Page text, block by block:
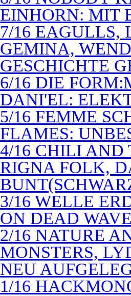
EINHORN: MIT
7/16 EAGULLS,
GEMINA,
GESCHICHTE
6/16 DIE
DANI'EL:
5/16 FEMME
FLAMES:
4/16 CHILI
RIGNA FOLK,
3/16 WELLE
ON DEAD
2/16 NATURE
MONSTERS,
NEU
1/16